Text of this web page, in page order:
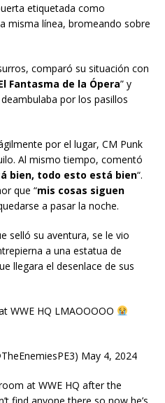
etiquetada como
misma línea, bromeando sobre
comparó su situación con
Fantasma de la Ópera” y
por los pasillos
por el lugar, CM Punk
Al mismo tiempo, comentó
bien, todo esto está bien“.
que “mis cosas siguen
a pasar la noche.
selló su aventura, se le vio
a una estatua de
llegara el desenlace de sus
WWE HQ LMAOOOOO
May 4, 2024
at WWE HQ after the